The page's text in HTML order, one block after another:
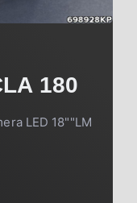
180
LED 18""LM